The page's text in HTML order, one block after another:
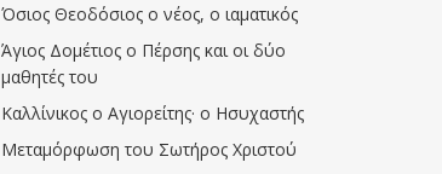
Όσιος Θεοδόσιος ο νέος, ο ιαματικός
Άγιος Δομέτιος ο Πέρσης και οι δύο
μαθητές του
Καλλίνικος ο Αγιορείτης · ο Ησυχαστής
Μεταμόρφωση του Σωτήρος Χριστού